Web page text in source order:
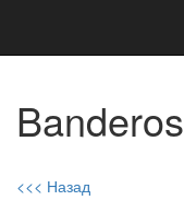
Banderos
<<< Назад